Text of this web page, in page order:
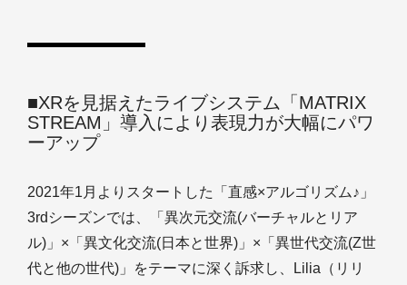
■XRを見据えたライブシステム「MATRIX
STREAM」導入により表現力が大幅にパワ
ーアップ
2021年1月よりスタートした「直感×アルゴリズム♪」
3rdシーズンでは、「異次元交流(バーチャルとリア
ル)」×「異文化交流(日本と世界)」×「異世代交流(Z世
代と他の世代)」をテーマに深く訴求し、Lilia（リリ